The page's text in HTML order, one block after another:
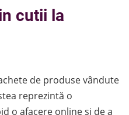
cutii la
de produse vândute
reprezintă o
o afacere online și de a